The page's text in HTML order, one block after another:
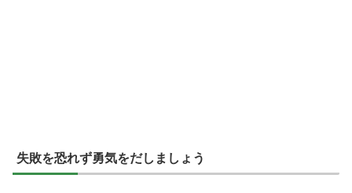
失敗を恐れず勇気をだしましょう